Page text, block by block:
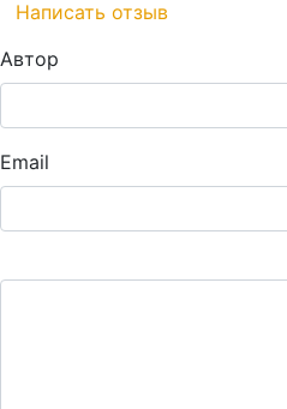
Написать отзыв
Автор
Email